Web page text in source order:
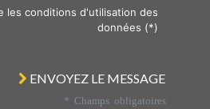
les conditions d'utilisation des
données (*)
ENVOYEZ LE MESSAGE
* Champs obligatoires